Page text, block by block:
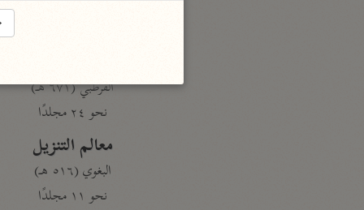
القرطبي (٦٧١ هـ)
نحو ٢٤ مجلدًا
معالم التنزيل
البغوي (٥١٦ هـ)
نحو ١١ مجلدًا